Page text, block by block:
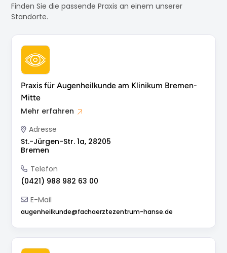
Finden Sie die passende Praxis an einem unserer
Standorte.
Praxis für Augenheilkunde am Klinikum Bremen-
Mitte
Mehr erfahren
Adresse
St.-Jürgen-Str. 1a, 28205
Bremen
Telefon
(0421) 988 982 63 00
E-Mail
augenheilkunde@fachaerztezentrum-hanse.de